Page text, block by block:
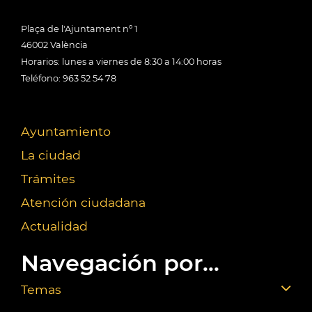
Plaça de l'Ajuntament nº 1
46002 València
Horarios: lunes a viernes de 8:30 a 14:00 horas
Teléfono: 963 52 54 78
Ayuntamiento
La ciudad
Trámites
Atención ciudadana
Actualidad
Navegación por...
Temas